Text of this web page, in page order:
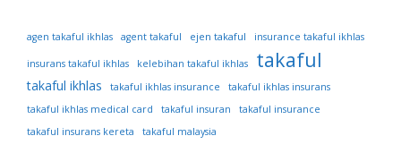
agen takaful ikhlas agent takaful ejen takaful insurance takaful ikhlas
insurans takaful ikhlas kelebihan takaful ikhlas takaful
takaful ikhlas takaful ikhlas insurance
takaful ikhlas insurans
takaful ikhlas medical card
takaful insuran
takaful insurance
takaful insurans kereta
takaful malaysia